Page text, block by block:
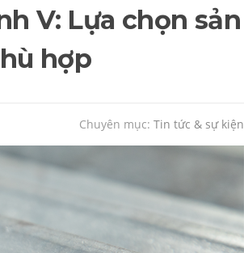
V: Lựa chọn sản
hợp
Chuyên mục: Tin tức & sự kiện